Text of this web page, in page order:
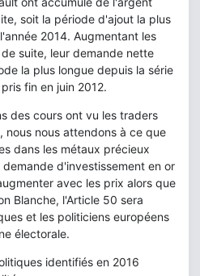
soit la période d'ajout la plus
2014. Augmentant les
suite, leur demande nette
la plus longue depuis la série
fin en juin 2012.
des cours ont vu les traders
nous attendons à ce que
dans les métaux précieux
d'investissement en or
avec les prix alors que
Blanche, l'Article 50 sera
et les politiciens européens
électorale.
identifiés en 2016